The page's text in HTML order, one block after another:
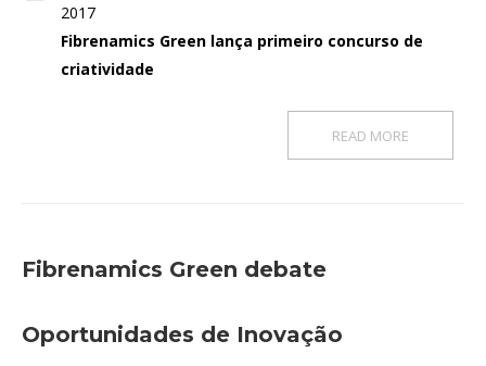
2017
Fibrenamics Green lança primeiro concurso de
criatividade
READ MORE
Fibrenamics Green debate
Oportunidades de Inovação